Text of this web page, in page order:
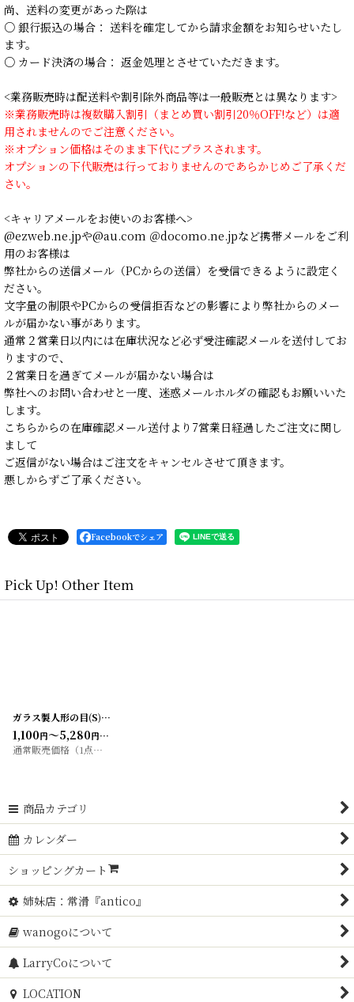
尚、送料の変更があった際は
○ 銀行振込の場合： 送料を確定してから請求金額をお知らせいたし
ます。
○ カード決済の場合： 返金処理とさせていただきます。
<業務販売時は配送料や割引除外商品等は一般販売とは異なります>
※業務販売時は複数購入割引（まとめ買い割引20％OFF!など）は適
用されませんのでご注意ください。
※オプション価格はそのまま下代にプラスされます。
オプションの下代販売は行っておりませんのであらかじめご了承くだ
さい。
<キャリアメールをお使いのお客様へ>
@ezweb.ne.jpや@au.com ＠docomo.ne.jpなど携帯メールをご利
用のお客様は
弊社からの送信メール（PCからの送信）を受信できるように設定く
ださい。
文字量の制限やPCからの受信拒否などの影響により弊社からのメー
ルが届かない事があります。
通常２営業日以内には在庫状況など必ず受注確認メールを送付してお
りますので、
２営業日を過ぎてメールが届かない場合は
弊社へのお問い合わせと一度、迷惑メールホルダの確認もお願いいた
します。
こちらからの在庫確認メール送付より7営業日経過したご注文に関し
まして
ご返信がない場合はご注文をキャンセルさせて頂きます。
悪しからずご了承ください。
Facebookでシェア
Pick Up! Other Item
ガラス製人形の目(S)10個SET グラスアイ/ドールアイ
1,100円～5,280円(税込)
通常販売価格（1点）
商品カテゴリ
カレンダー
ショッピングカート
姉妹店：常滑『antico』
wanogoについて
LarryCoについて
LOCATION